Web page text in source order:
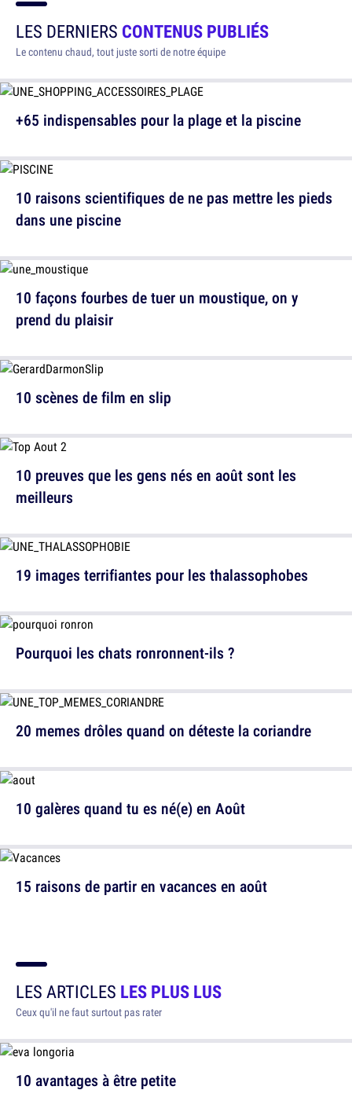
LES DERNIERS CONTENUS PUBLIÉS
Le contenu chaud, tout juste sorti de notre équipe
+65 indispensables pour la plage et la piscine
10 façons fourbes de tuer un moustique, on y
prend du plaisir
10 preuves que les gens nés en août sont les
meilleurs
Pourquoi les chats ronronnent-ils ?
10 galères quand tu es né(e) en Août
10 raisons scientifiques de ne pas mettre les pieds
dans une piscine
10 scènes de film en slip
19 images terrifiantes pour les thalassophobes
20 memes drôles quand on déteste la coriandre
15 raisons de partir en vacances en août
LES ARTICLES LES PLUS LUS
Ceux qu'il ne faut surtout pas rater
10 avantages à être petite